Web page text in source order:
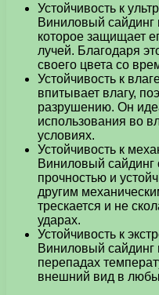
Устойчивость к
Виниловый сайдинг
которое защищает
лучей. Благодаря
своего цвета со
Устойчивость к
впитывает влагу,
разрушению. Он
использования во
условиях.
Устойчивость к
Виниловый
прочностью и
другим
трескается и не
ударах.
Устойчивость к
Виниловый
перепадах
внешний вид в